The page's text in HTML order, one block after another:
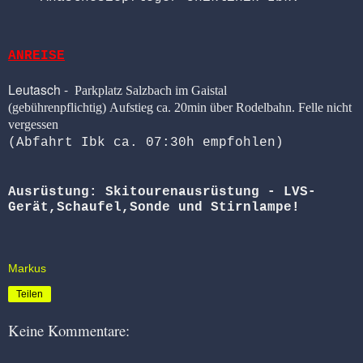
ANREISE
Leutasch - Parkplatz Salzbach im Gaistal
(gebührenpflichtig) Aufstieg ca. 20min über Rodelbahn. Felle nicht
vergessen
(Abfahrt Ibk ca. 07:30h empfohlen)
Ausrüstung: Skitourenausrüstung - LVS-
Gerät,Schaufel,Sonde und Stirnlampe!
Markus
Teilen
Keine Kommentare: